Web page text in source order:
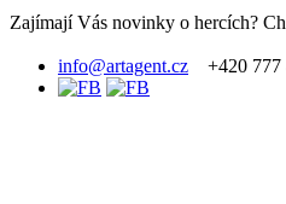
Zajímají Vás novinky o hercích?
info@artagent.cz +420 777